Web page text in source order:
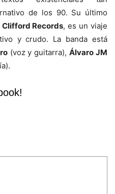
de los 90. Su último
Clifford Records, es un viaje
y crudo. La banda está
(voz y guitarra),Álvaro JM